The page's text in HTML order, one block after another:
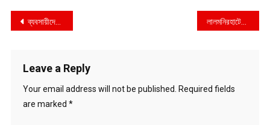
Post
ব্যবসায়ীদের হয়রানি অর্থনীতির জন্য অশনিসংকেত : বসুন্ধরা চেয়ারম্যান-এমডির বিরুদ্ধে হত্যা মামলায় উদ্বেগ প্রকাশ
Leave a Reply
Your email address will not be published. Required fields
are marked *